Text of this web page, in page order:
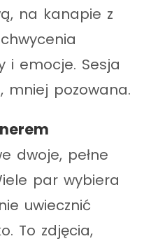
na kanapie z
i emocje. Sesja
mniej pozowana.
dwoje, pełne
par wybiera
uwiecznić
To zdjęcia,